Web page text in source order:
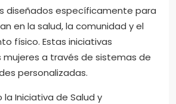
diseñados específicamente para
en la salud, la comunidad y el
físico. Estas iniciativas
a través de sistemas de
personalizadas.
Iniciativa de Salud y